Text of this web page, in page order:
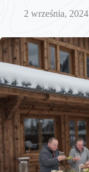
2 września, 2024